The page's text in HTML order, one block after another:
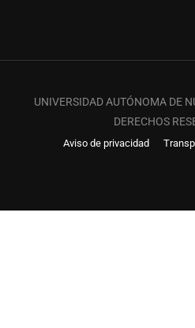
UNIVERSIDAD AUTÓNOMA DE
DERECHOS
Aviso de privacidad